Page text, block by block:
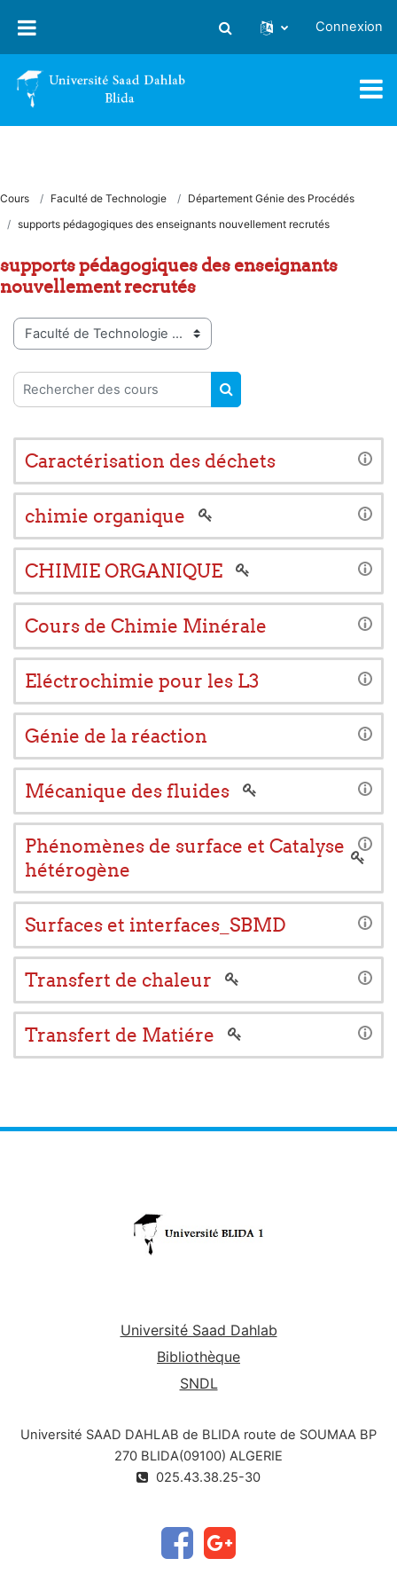
Activer/désactiver la saisie
Connexion
Cours Faculté de Technologie
Département Génie des Procédés
supports pédagogiques des enseignants nouvellement recrutés
supports pédagogiques des enseignants
nouvellement recrutés
Catégories de cours
Rechercher des cours
RECHERCHER DES
Caractérisation des déchets
chimie organique
CHIMIE ORGANIQUE
Cours de Chimie Minérale
Eléctrochimie pour les L3
Génie de la réaction
Mécanique des fluides
Phénomènes de surface et Catalyse
hétérogène
Surfaces et interfaces_SBMD
Transfert de chaleur
Transfert de Matiére
Université Saad Dahlab
Bibliothèque
SNDL
Université SAAD DAHLAB de BLIDA route de SOUMAA BP
270 BLIDA(09100) ALGERIE
025.43.38.25-30